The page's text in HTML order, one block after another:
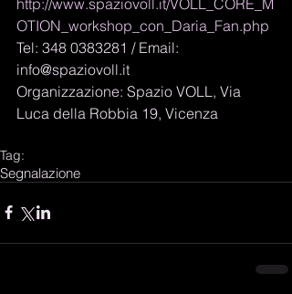
OTION_workshop_con_Daria_Fan.php
Tel: 348 0383281 / Email:
info@spaziovoll.it
Organizzazione: Spazio VOLL, Via
Luca della Robbia 19, Vicenza
Tag:
Segnalazione